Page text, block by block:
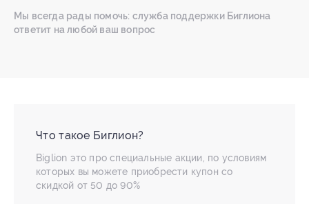
Мы всегда рады помочь: служба поддержки Биглиона
ответит на любой ваш вопрос
Что такое Биглион?
Biglion это про специальные акции, по условиям
которых вы можете приобрести купон со
скидкой от 50 до 90%